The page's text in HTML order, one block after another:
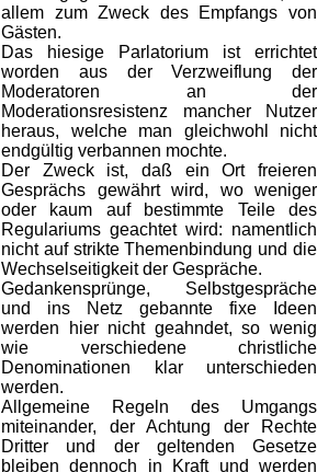
allem zum Zweck des Empfangs von
Gästen.
Das hiesige Parlatorium ist errichtet
worden aus der Verzweiflung der
Moderatoren an der
Moderationsresistenz mancher Nutzer
heraus, welche man gleichwohl nicht
endgültig verbannen mochte.
Der Zweck ist, daß ein Ort freieren
Gesprächs gewährt wird, wo weniger
oder kaum auf bestimmte Teile des
Regulariums geachtet wird: namentlich
nicht auf strikte Themenbindung und die
Wechselseitigkeit der Gespräche.
Gedankensprünge, Selbstgespräche
und ins Netz gebannte fixe Ideen
werden hier nicht geahndet, so wenig
wie verschiedene christliche
Denominationen klar unterschieden
werden.
Allgemeine Regeln des Umgangs
miteinander, der Achtung der Rechte
Dritter und der geltenden Gesetze
bleiben dennoch in Kraft und werden